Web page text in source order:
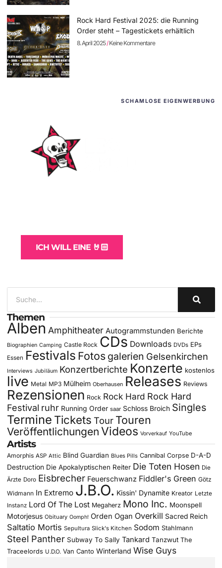
Rock Hard Festival 2025: die Running
Order steht – Tagestickets erhältlich
8. April 2025 Keine Kommentare
SCHAMLOSE EIGENWERBUNG
ICH WILL EINE 🤘🏻
Themen
Alben Amphitheater Autogrammstunden Berichte
Biographien Camping Castle Rock CDs Downloads DVDs EPs
Essen Festivals Fotos galerien Gelsenkirchen
Interviews Jubiläum Konzertberichte Konzerte kostenlos
live Metal MP3 Mülheim Oberhausen Releases Reviews
Rezensionen Rock Rock Hard Rock Hard
Festival ruhr Running Order saar Schloss Broich Singles
Termine Tickets Tour Touren
Veröffentlichungen Videos Vorverkauf YouTube
Artists
Amorphis ASP Attic Blind Guardian Blues Pills Cannibal Corpse D-A-D
Destruction Die Apokalyptischen Reiter Die Toten Hosen Die
Ärzte Doro Eisbrecher Feuerschwanz Fiddler's Green Götz
Widmann In Extremo J.B.O. Kissin' Dynamite Kreator Letzte
Instanz Lord Of The Lost Megaherz Mono Inc. Moonspell
Motorjesus Obituary Oomph! Orden Ogan Overkill Sacred Reich
Saltatio Mortis Sepultura Slick's Kitchen Sodom Stahlmann
Steel Panther Subway To Sally Tankard Tanzwut The
Traceelords U.D.O. Van Canto Winterland Wise Guys